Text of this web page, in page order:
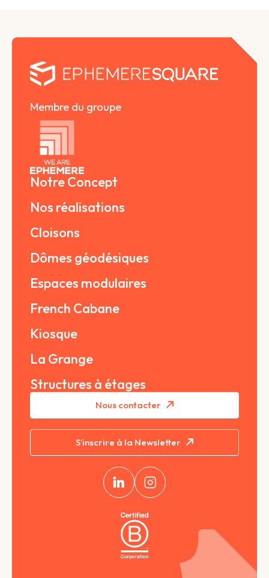
Membre du groupe
Notre Concept
Nos réalisations
Cloisons
Dômes géodésiques
Espaces modulaires
French Cabane
Kiosque
La Grange
Structures à étages
Nous contacter
S’inscrire à la Newsletter